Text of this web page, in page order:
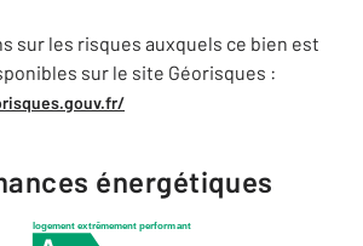
sur les risques auxquels ce bien est
sur le site Géorisques :
énergétiques
logement extrêmement performant